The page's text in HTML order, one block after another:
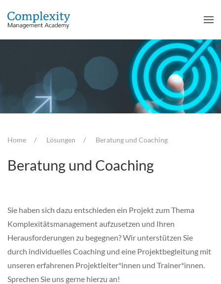
Home Lösungen Beratung und Coaching
Beratung und Coaching
Sie haben sich dazu entschieden ein Projekt zum Thema
Komplexitätsmanagement aufzusetzen und Ihren
Herausforderungen zu begegnen? Wir unterstützen Sie
durch individuelles Coaching und eine Projektbegleitung mit
unseren erfahrenen Projektleiter*innen und Trainer*innen.
Sprechen Sie uns gerne hierzu an!